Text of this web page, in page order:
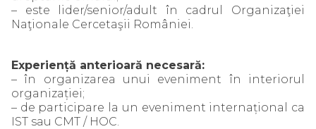
– este lider/senior/adult în cadrul Organizaţiei
Naţionale Cercetaşii României.
Experiență anterioară necesară:
– în organizarea unui eveniment în interiorul
organizației;
– de participare la un eveniment internațional ca
IST sau CMT / HOC.